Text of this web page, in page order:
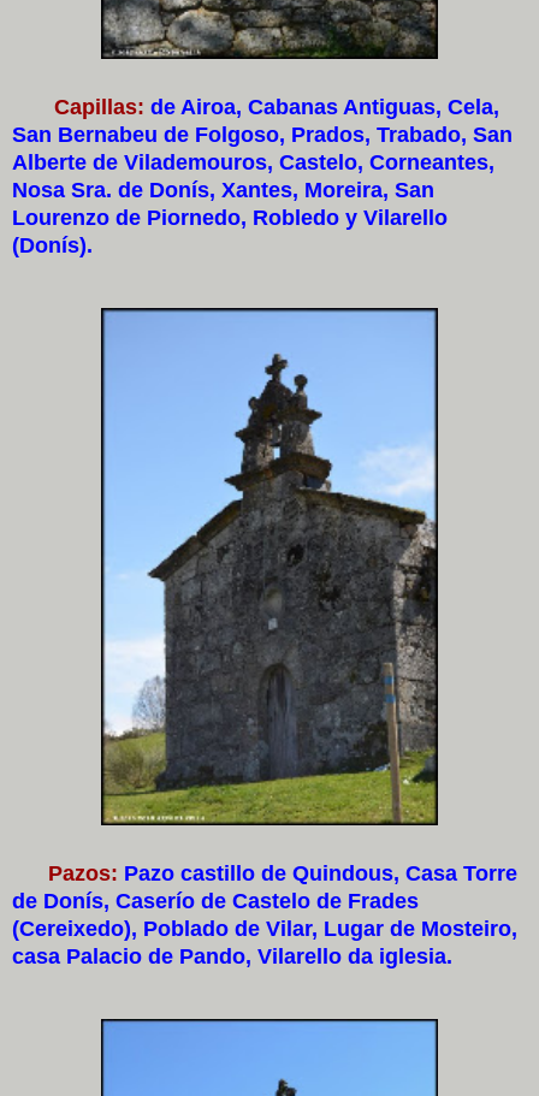
Capillas: de Airoa, Cabanas Antiguas, Cela,
San Bernabeu de Folgoso, Prados, Trabado, San
Alberte de Vilademouros, Castelo, Corneantes,
Nosa Sra. de Donís, Xantes, Moreira, San
Lourenzo de Piornedo, Robledo y Vilarello
(Donís).
Pazos: Pazo castillo de Quindous, Casa Torre
de Donís, Caserío de Castelo de Frades
(Cereixedo), Poblado de Vilar, Lugar de Mosteiro,
casa Palacio de Pando, Vilarello da iglesia.